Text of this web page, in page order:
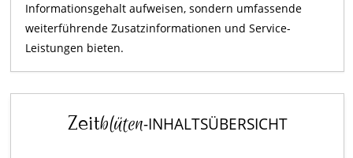
Informationsgehalt aufweisen, sondern umfassende
weiterführende Zusatzinformationen und Service-
Leistungen bieten.
Zeitblüten-INHALTSÜBERSICHT